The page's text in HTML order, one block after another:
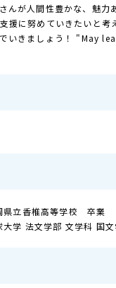
んが人間性豊かな、魅力
援に努めていきたいと考
でいきましょう！ "May
立香椎高等学校 卒業
学 法文学部 文学科 国